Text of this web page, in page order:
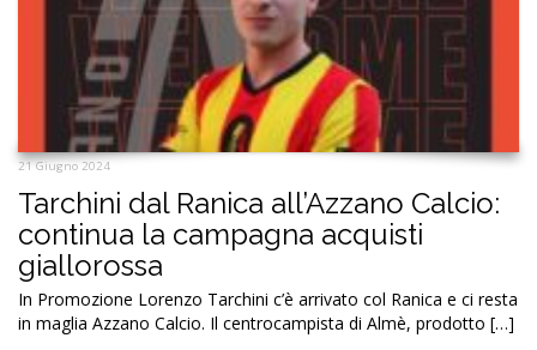
21 Giugno 2024
Tarchini dal Ranica all’Azzano Calcio:
continua la campagna acquisti
giallorossa
In Promozione Lorenzo Tarchini c’è arrivato col Ranica e ci resta
in maglia Azzano Calcio. Il centrocampista di Almè, prodotto […]